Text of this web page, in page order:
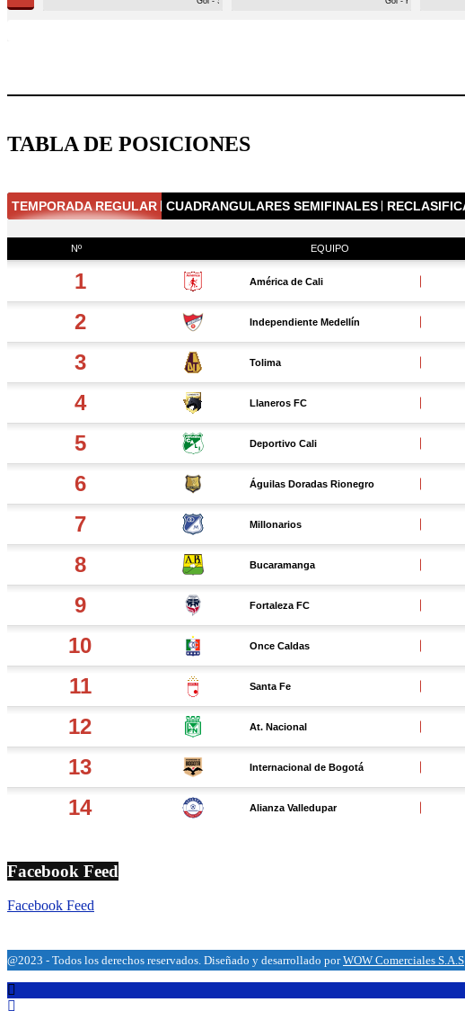
TABLA DE POSICIONES
Facebook Feed
Facebook Feed
@2023 - Todos los derechos reservados. Diseñado y desarrollado porWOW Comerciales S.A.S